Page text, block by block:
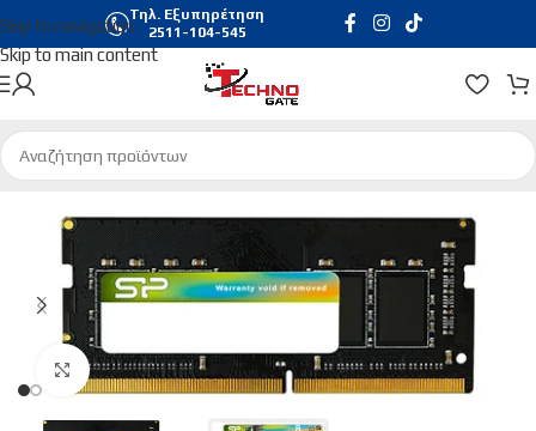
Skip to navigation
Skip to main content
Τηλ. Εξυπηρέτηση
2511-104-545
Αρχική σελίδα/Hardware & Software/Μνήμες RAM
Click to enlarge